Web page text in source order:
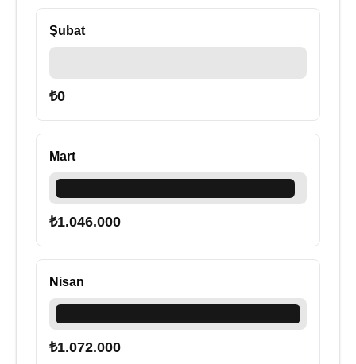
Şubat
₺0
Mart
₺1.046.000
Nisan
₺1.072.000